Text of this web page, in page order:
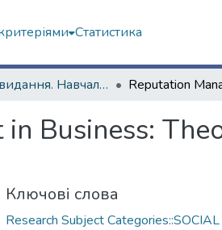
Статистика
Наукові видання. Навчально-науковий інститут соціології та медіакомунікацій
Business:
Ключові слова
Research Subject Categories::SOCIAL